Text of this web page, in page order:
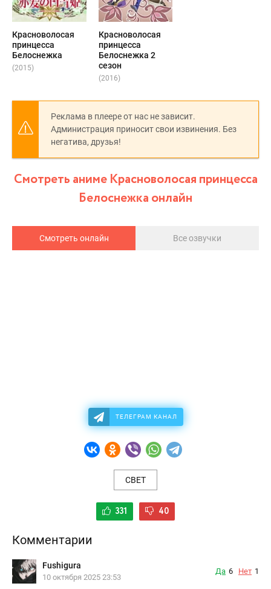
Красноволосая
принцесса
Белоснежка
(2015)
Красноволосая
принцесса
Белоснежка 2
сезон
(2016)
Реклама в плеере от нас не зависит.
Администрация приносит свои извинения. Без
негатива, друзья!
Смотреть аниме Красноволосая принцесса
Белоснежка онлайн
Смотреть онлайн Все озвучки
ТЕЛЕГРАМ КАНАЛ
СВЕТ
331 40
Комментарии
Fushigura
10 октября 2025 23:53
Да 6 Нет 1